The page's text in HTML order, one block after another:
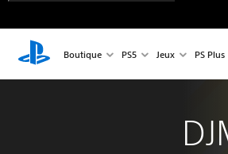
Boutique PS5 Jeux PS Plus